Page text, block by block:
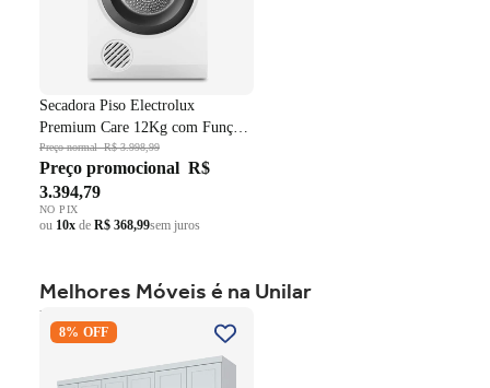
Secadora Piso Electrolux
Premium Care 12Kg com Função
AutoSense SFP12 Branco 220V
Preço normalR$ 3.998,99
Preço promocional R$
3.394,79
NO PIX
ou 10x de R$ 368,99sem juros
Melhores Móveis é na Unilar
Roupeiro Americano Henn
262cm 6 Portas 4 Gavetas
8% OFF